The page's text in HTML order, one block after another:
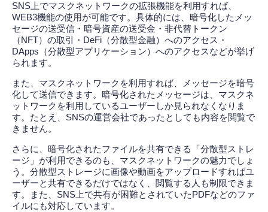
SNS上でマスクネットワークの拡張機能を利用すれば、
WEB3機能の使用が可能です。具体的には、暗号化したメッ
セージの送受信・暗号資産の送受金・非代替トークン
（NFT）の取引・DeFi（分散型金融）へのアクセス・
DApps（分散型アプリケーション）へのアクセスなどが挙げ
られます。
また、マスクネットワークを利用すれば、メッセージを暗号
化して送信できます。暗号化されたメッセージは、マスクネ
ットワークを利用しているユーザーしか見られなくなりま
す。たとえ、SNSの運営会社であったとしても内容を閲覧で
きません。
さらに、暗号化されたファイルを共有できる「分散型ストレ
ージ」が利用できるのも、マスクネットワークの魅力でしょ
う。分散型ストレージに画像や動画をアップロードすればユ
ーザーと共有できるだけではなく、閲覧する人も制限できま
す。また、SNS上で共有が困難とされていたPDFなどのファ
イルにも対応しています。